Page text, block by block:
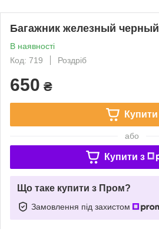
Багажник железный черный
В наявності
Код: 719
Роздріб
650 ₴
Купити
або
Купити з
Що таке купити з Пром?
Замовлення під захистом